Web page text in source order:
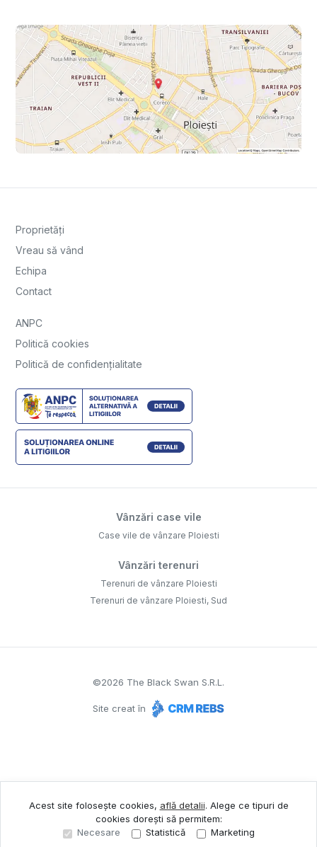
Proprietăți
Vreau să vând
Echipa
Contact
ANPC
Politică cookies
Politică de confidențialitate
Vânzări case vile
Case vile de vânzare Ploiesti
Vânzări terenuri
Terenuri de vânzare Ploiesti
Terenuri de vânzare Ploiesti, Sud
©2026 The Black Swan S.R.L.
Site creat în
Acest site folosește cookies, află detalii. Alege ce tipuri de
cookies dorești să permitem:
Necesare
Statistică Marketing